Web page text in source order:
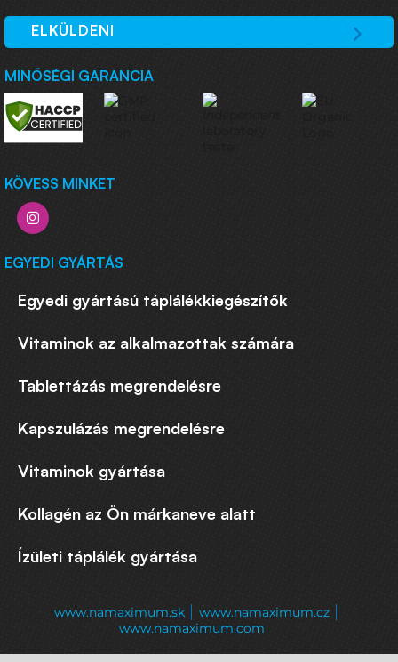
ELKÜLDENI
MINŐSÉGI GARANCIA
KÖVESS MINKET
EGYEDI GYÁRTÁS
Egyedi gyártású táplálékkiegészítők
Vitaminok az alkalmazottak számára
Tablettázás megrendelésre
Kapszulázás megrendelésre
Vitaminok gyártása
Kollagén az Ön márkaneve alatt
Ízületi táplálék gyártása
www.namaximum.sk
www.namaximum.cz
www.namaximum.com